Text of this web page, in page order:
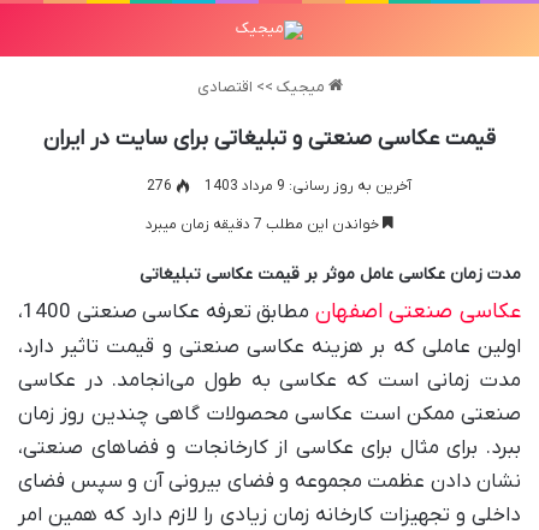
میجیک >> اقتصادی
قیمت عکاسی صنعتی و تبلیغاتی برای سایت در ایران
آخرین به روز رسانی: 9 مرداد 1403
276
خواندن این مطلب 7 دقیقه زمان میبرد
مدت زمان عکاسی عامل موثر بر قیمت عکاسی تبلیغاتی
عکاسی صنعتی اصفهان
مطابق تعرفه عکاسی صنعتی 1400،
اولین عاملی که بر هزینه عکاسی صنعتی و قیمت تاثیر دارد،
مدت زمانی است که عکاسی به طول می‌انجامد. در عکاسی
صنعتی ممکن است عکاسی محصولات گاهی چندین روز زمان
ببرد. برای مثال برای عکاسی از کارخانجات و فضاهای صنعتی،
نشان دادن عظمت مجموعه و فضای بیرونی آن و سپس فضای
داخلی و تجهیزات کارخانه زمان زیادی را لازم دارد که همین امر